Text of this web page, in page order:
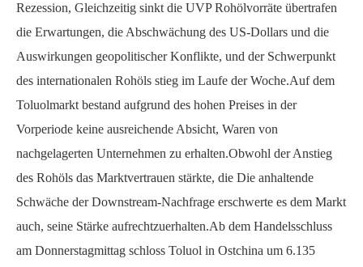
Rezession, Gleichzeitig sinkt die UVPRohölvorräte übertrafen
die Erwartungen, die Abschwächung des US-Dollars und die
Auswirkungen geopolitischer Konflikte, und der Schwerpunkt
des internationalen Rohöls stieg im Laufe der Woche.Auf dem
Toluolmarkt bestand aufgrund des hohen Preises in der
Vorperiode keine ausreichende Absicht, Waren von
nachgelagerten Unternehmen zu erhalten.Obwohl der Anstieg
des Rohöls das Marktvertrauen stärkte, die Die anhaltende
Schwäche der Downstream-Nachfrage erschwerte es dem Markt
auch, seine Stärke aufrechtzuerhalten.Ab dem Handelsschluss
am Donnerstagmittag schloss Toluol in Ostchina um 6.135